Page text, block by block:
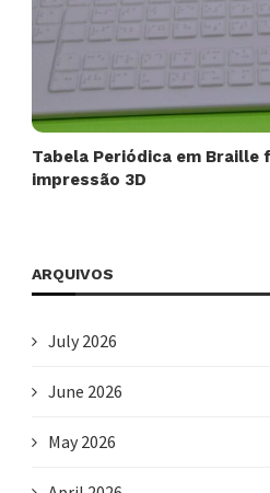
Tabela Periódica em Braille
impressão 3D
ARQUIVOS
July 2026
June 2026
May 2026